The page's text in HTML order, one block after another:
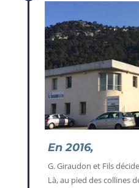
En 2016,
G. Giraudon et Fils
Là, au pied des collines